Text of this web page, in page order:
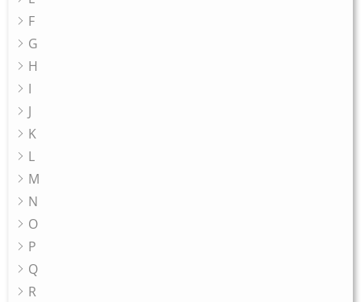
F
G
H
I
J
K
L
M
N
O
P
Q
R